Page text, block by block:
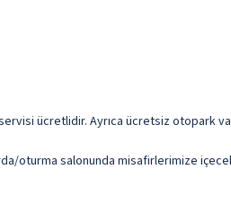
ücretlidir. Ayrıca ücretsiz otopark
salonunda misafirlerimize